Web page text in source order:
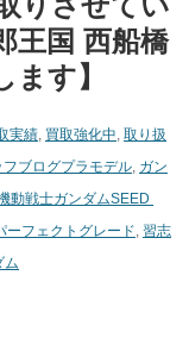
王国 西船橋
す】
実績 買取強化中 取り扱
フブログプラモデル ガン
動戦士ガンダムSEED
ーフェクトグレード 習志
ム